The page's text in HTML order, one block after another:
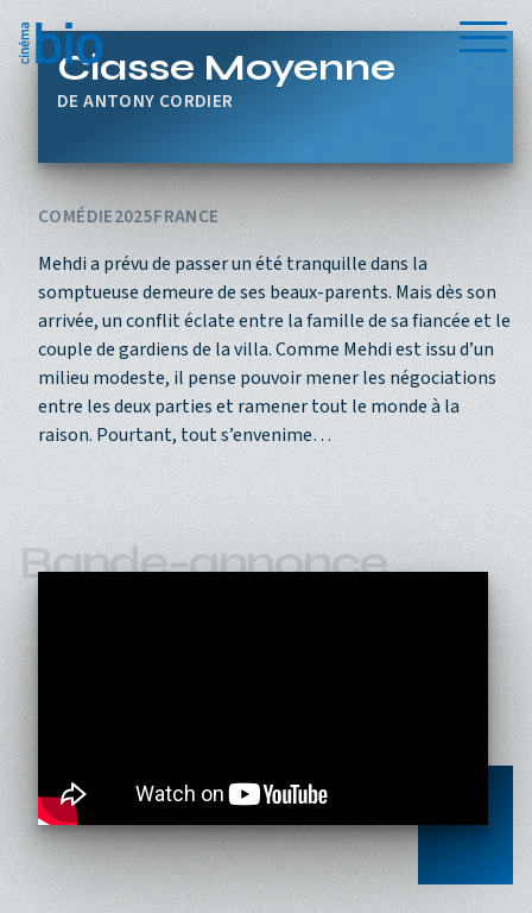
Classe Moyenne
ANTONY CORDIER
COMÉDIE2025FRANCE
Mehdi a prévu de passer un été tranquille dans la
somptueuse demeure de ses beaux-parents. Mais dès son
arrivée, un conflit éclate entre la famille de sa fiancée et le
couple de gardiens de la villa. Comme Mehdi est issu d’un
milieu modeste, il pense pouvoir mener les négociations
entre les deux parties et ramener tout le monde à la
raison. Pourtant, tout s’envenime…
Bande-annonce